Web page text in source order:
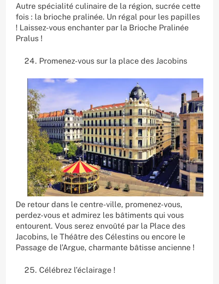
Autre spécialité culinaire de la région, sucrée cette
fois : la brioche pralinée. Un régal pour les papilles
! Laissez-vous enchanter par la Brioche Pralinée
Pralus !
Promenez-vous sur la place des Jacobins
De retour dans le centre-ville, promenez-vous,
perdez-vous et admirez les bâtiments qui vous
entourent. Vous serez envoûté par la Place des
Jacobins, le Théâtre des Célestins ou encore le
Passage de l’Argue, charmante bâtisse ancienne !
Célébrez l’éclairage !